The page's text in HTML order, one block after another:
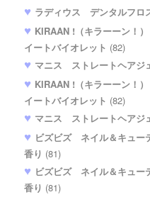
ラディウス デンタルフ
KIRAAN !（キラーーン！
イートバイオレット (82)
マニス ストレートヘア
KIRAAN !（キラーーン！
イートバイオレット (82)
マニス ストレートヘア
ビズビズ ネイル＆キュー
香り (81)
ビズビズ ネイル＆キュー
香り (81)